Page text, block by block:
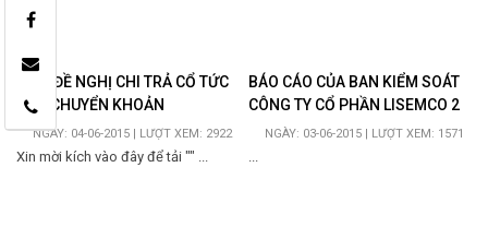
GIẤY ĐỀ NGHỊ CHI TRẢ CỔ TỨC
QUA CHUYỂN KHOẢN
NGÀY: 04-06-2015 | LƯỢT XEM: 2922
Xin mời kích vào đây để tải "" ...
BÁO CÁO CỦA BAN KIỂM SOÁT
CÔNG TY CỔ PHẦN LISEMCO 2
NGÀY: 03-06-2015 | LƯỢT XEM: 1571
...